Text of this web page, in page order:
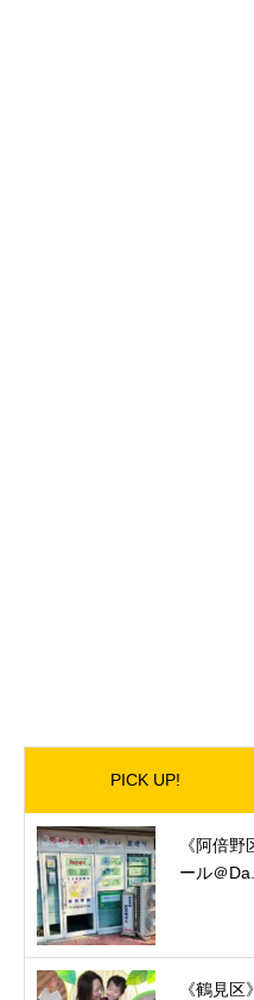
PICK UP!
《阿倍
ール＠Da...
《鶴見